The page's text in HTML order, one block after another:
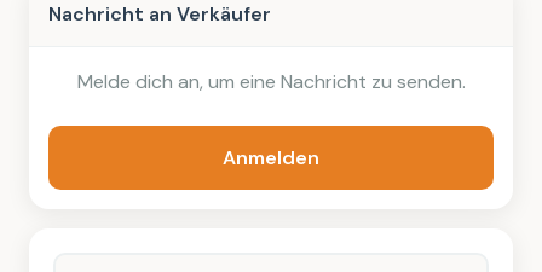
Nachricht an Verkäufer
Melde dich an, um eine Nachricht zu senden.
Anmelden